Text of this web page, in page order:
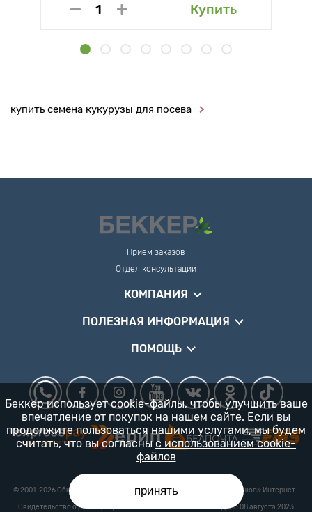
Купить
купить семена кукурузы для посева
Прием заказов
Отдел консультации
КОМПАНИЯ
ПОЛЕЗНАЯ ИНФОРМАЦИЯ
ПОМОЩЬ
© 2001-2026 Общество с ограниченной ответственностью «Гарденшоп» Интернет-
магазин «БЕККЕР™» 24/7
Свидетельство о регистрации № 0218821 УНП 193702687 выдано 08 августа 2023
Беккер использует cookie-файлы, чтобы улучшить ваше
впечатление от покупок на нашем сайте. Если вы
продолжите пользоваться нашими услугами, мы будем
считать, что вы согласны с использованием cookie-
файлов
принять